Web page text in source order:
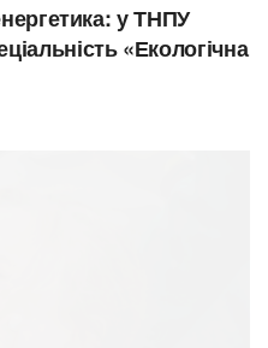
у ТНПУ
«Екологічна